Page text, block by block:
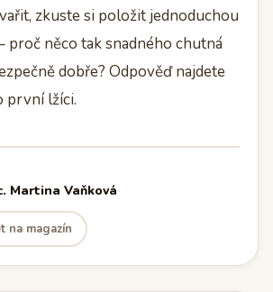
zkuste si položit jednoduchou
proč něco tak snadného chutná
dobře? Odpověď najdete
první lžíci.
Martina Vaňková
na magazín